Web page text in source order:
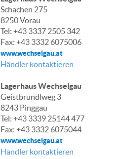
Schachen 275
8250 Vorau
Tel: +43 3337 2505 342
Fax: +43 3332 6075006
www.wechselgau.at
Händler kontaktieren
Lagerhaus Wechselgau
Geistbründlweg 3
8243 Pinggau
Tel: +43 3339 25144 477
Fax: +43 3332 6075044
www.wechselgau.at
Händler kontaktieren